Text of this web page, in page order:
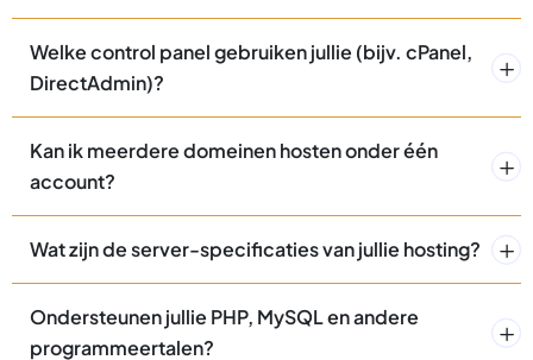
Welke control panel gebruiken jullie (bijv. cPanel,
DirectAdmin)?
Kan ik meerdere domeinen hosten onder één
account?
Wat zijn de server-specificaties van jullie hosting?
Ondersteunen jullie PHP, MySQL en andere
programmeertalen?